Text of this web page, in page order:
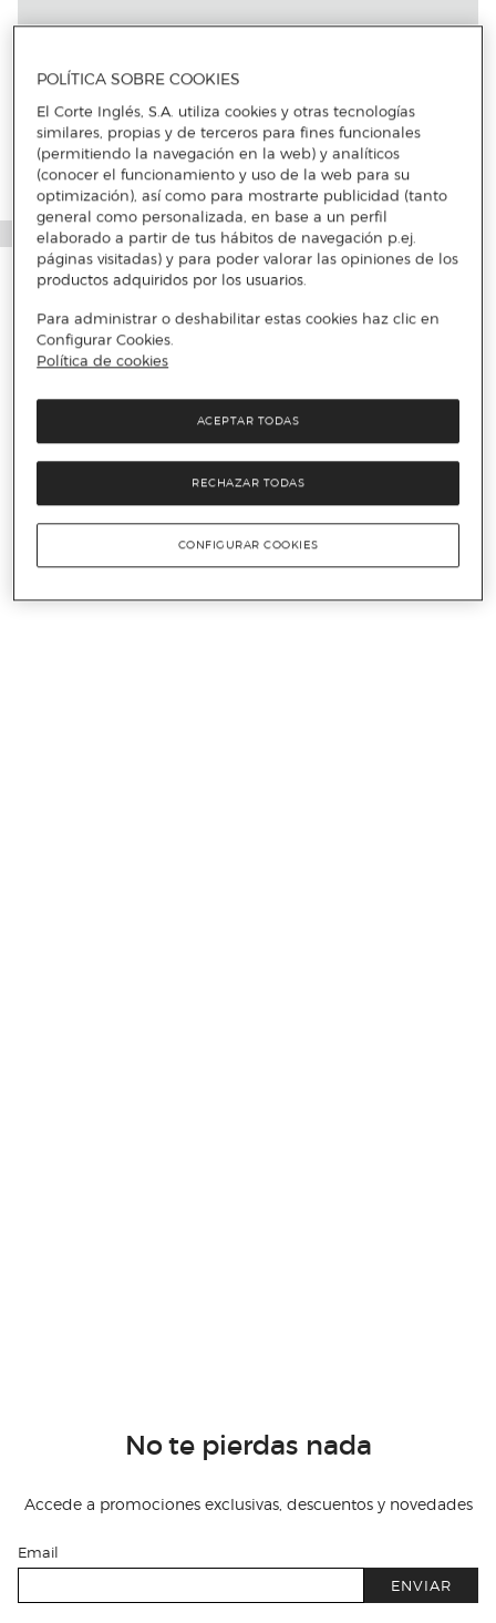
Más info
No te pierdas nada
Accede a promociones exclusivas, descuentos y novedades
Email
ENVIAR
POLÍTICA SOBRE COOKIES
El Corte Inglés, S.A. utiliza cookies y otras tecnologías
similares, propias y de terceros para fines funcionales
(permitiendo la navegación en la web) y analíticos
(conocer el funcionamiento y uso de la web para su
optimización), así como para mostrarte publicidad (tanto
general como personalizada, en base a un perfil
elaborado a partir de tus hábitos de navegación p.ej.
páginas visitadas) y para poder valorar las opiniones de los
productos adquiridos por los usuarios.
Para administrar o deshabilitar estas cookies haz clic en
Configurar Cookies.
Política de cookies
RECHAZAR TODAS
ACEPTAR TODAS
CONFIGURAR COOKIES